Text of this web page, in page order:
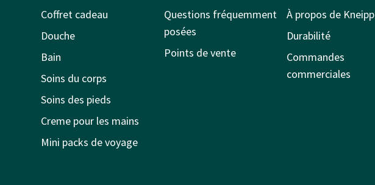
Coffret cadeau
Douche
Bain
Soins du corps
Soins des pieds
Creme pour les mains
Mini packs de voyage
Questions fréquemment
posées
Points de vente
À propos de Kneipp
Durabilité
Commandes
commerciales